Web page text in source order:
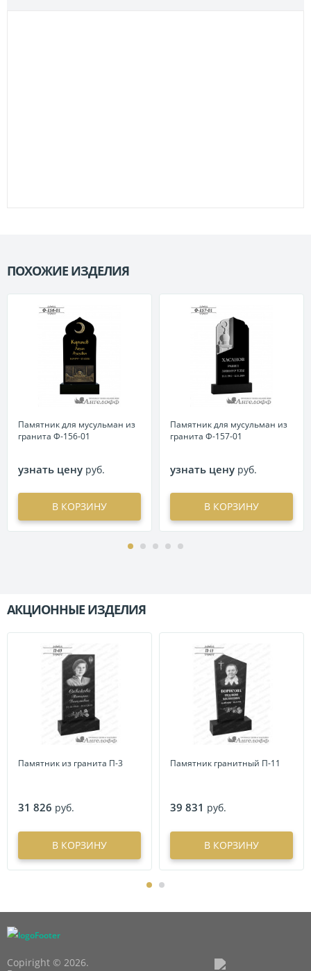
ПОХОЖИЕ ИЗДЕЛИЯ
Памятник для мусульман из
гранита Ф-156-01
узнать цену руб.
В КОРЗИНУ
Памятник для мусульман из
гранита Ф-157-01
узнать цену руб.
В КОРЗИНУ
АКЦИОННЫЕ ИЗДЕЛИЯ
Памятник из гранита П-3
31 826 руб.
В КОРЗИНУ
Памятник гранитный П-11
39 831 руб.
В КОРЗИНУ
Copiright © 2026.